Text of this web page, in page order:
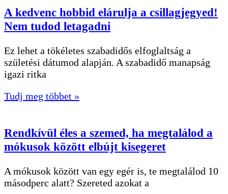
A kedvenc hobbid elárulja a csillagjegyed!
Nem tudod letagadni
Ez lehet a tökéletes szabadidős elfoglaltság a
születési dátumod alapján. A szabadidő manapság
igazi ritka
Tudj meg többet »
Rendkívül éles a szemed, ha megtalálod a
mókusok között elbújt kisegeret
A mókusok között van egy egér is, te megtalálod 10
másodperc alatt? Szereted azokat a